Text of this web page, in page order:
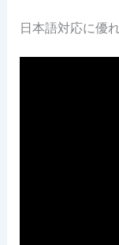
日本語対応に優